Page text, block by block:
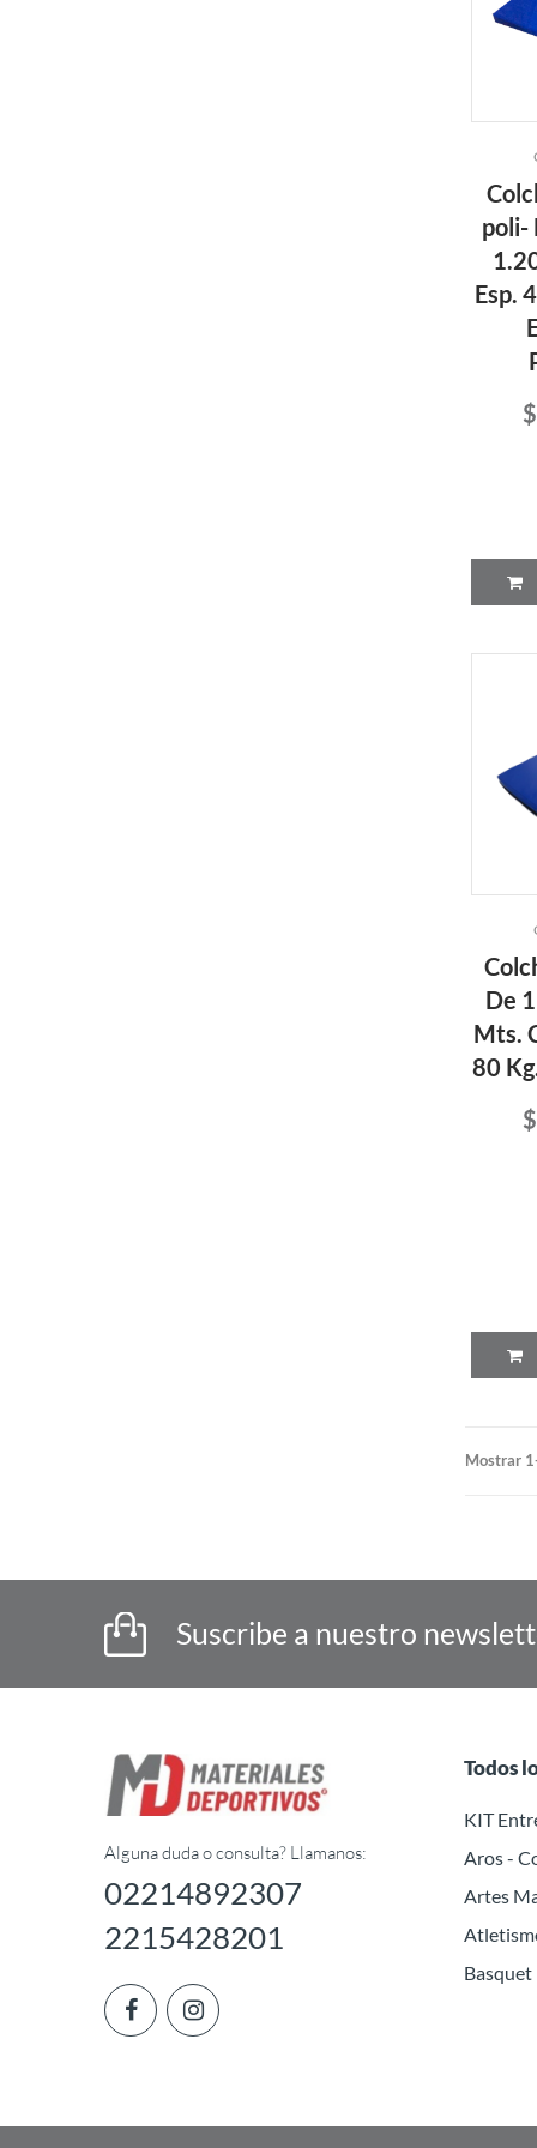
poli-
Esp.
De
Mts.
80
Mostrar
Suscribe a nuestro
Alguna duda o consulta? Llamanos:
02214892307
2215428201
Todos
KIT
Aros -
Artes
Basquet